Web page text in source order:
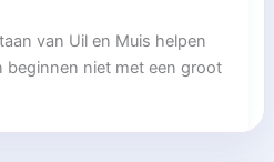
van Uil en Muis helpen
beginnen niet met een groot